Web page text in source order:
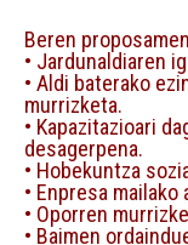
Beren
• Jardunaldiaren
• Aldi baterako
murrizketa.
• Kapazitazioari
desagerpena.
• Hobekuntza
• Enpresa
• Oporren
• Baimen